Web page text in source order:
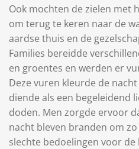
Ook mochten de zielen met
om terug te keren naar de
aardse thuis en de
Families bereidde
en groentes en werden er
Deze vuren kleurde de
diende als een begeleidend
doden. Men zorgde ervoor
nacht bleven branden om
slechte bedoelingen voor de